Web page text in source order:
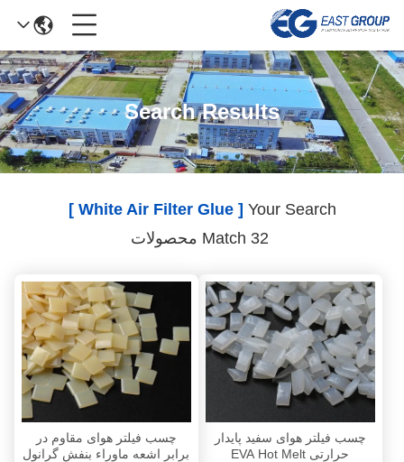
Search Results
Your Search
[ White Air Filter Glue ]
چسب فیلتر هوای سفید پایدار
حرارتی EVA Hot Melt
چسب فیلتر هوای مقاوم در
برابر اشعه ماوراء بنفش گرانول